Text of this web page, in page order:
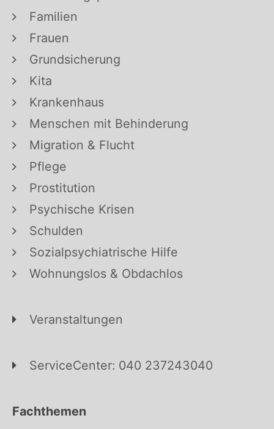
Familien
Frauen
Grundsicherung
Kita
Krankenhaus
Menschen mit Behinderung
Migration & Flucht
Pflege
Prostitution
Psychische Krisen
Schulden
Sozialpsychiatrische Hilfe
Wohnungslos & Obdachlos
Veranstaltungen
ServiceCenter: 040 237243040
Fachthemen